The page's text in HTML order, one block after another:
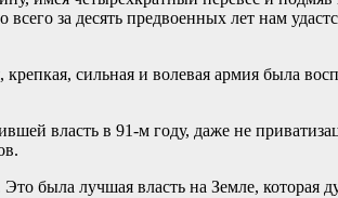
за десять предвоенных лет нам
сильная и волевая армия была
власть в 91-м году, даже не
была лучшая власть на Земле, которая